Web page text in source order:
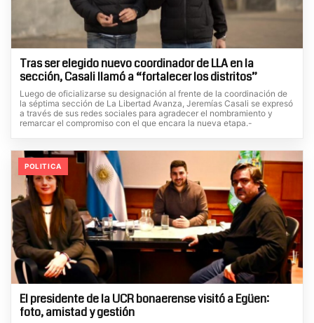
Tras ser elegido nuevo coordinador de LLA en la
sección, Casali llamó a “fortalecer los distritos”
Luego de oficializarse su designación al frente de la coordinación de
la séptima sección de La Libertad Avanza, Jeremías Casali se expresó
a través de sus redes sociales para agradecer el nombramiento y
remarcar el compromiso con el que encara la nueva etapa.-
POLITICA
El presidente de la UCR bonaerense visitó a Egüen:
foto, amistad y gestión